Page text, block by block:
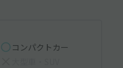
コンパクトカー